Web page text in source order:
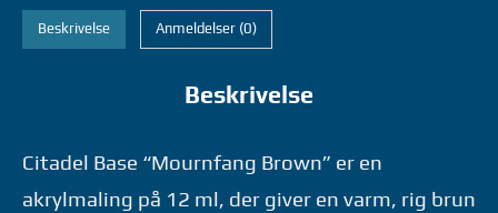
antal
Beskrivelse Anmeldelser (0)
Beskrivelse
Citadel Base “Mournfang Brown” er en
akrylmaling på 12 ml, der giver en varm, rig brun